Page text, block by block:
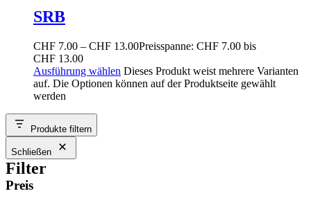
SRB
CHF 7.00 – CHF 13.00Preisspanne: CHF 7.00 bis
CHF 13.00
Ausführung wählen Dieses Produkt weist mehrere Varianten
auf. Die Optionen können auf der Produktseite gewählt
werden
Produkte filtern
Schließen
Filter
Preis